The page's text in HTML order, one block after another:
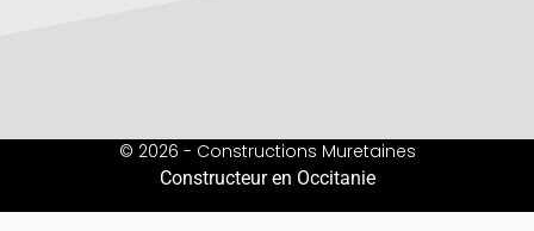
© 2026 - Constructions Muretaines
Constructeur en Occitanie